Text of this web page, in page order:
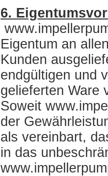
6.
Eigentum an
Kunden
endgültigen und
gelieferten Ware
Soweit
der
als vereinbart,
in das